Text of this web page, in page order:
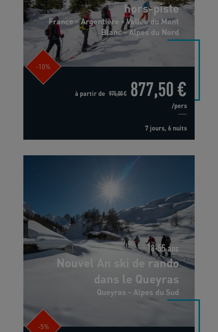
hors-piste
France - Argentière - Vallée du Mont
Blanc - Alpes du Nord
-10%
à partir de 975,00 € 877,50 €
/pers
7 jours, 6 nuits
18-55 ans
Nouvel An ski de rando
dans le Queyras
Queyras - Alpes du Sud
-5%